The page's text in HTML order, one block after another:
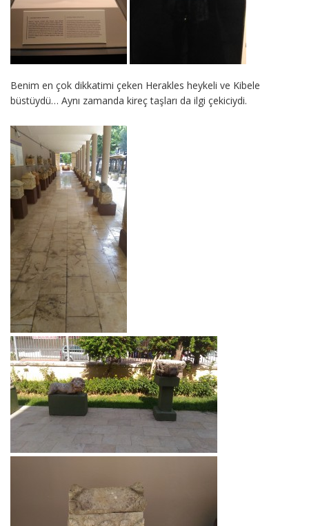
Benim en çok dikkatimi çeken Herakles heykeli ve Kibele
büstüydü… Aynı zamanda kireç taşları da ilgi çekiciydi.